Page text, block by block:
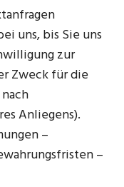
uns, bis Sie uns
zur
Zweck für die
Anliegens).
–
–